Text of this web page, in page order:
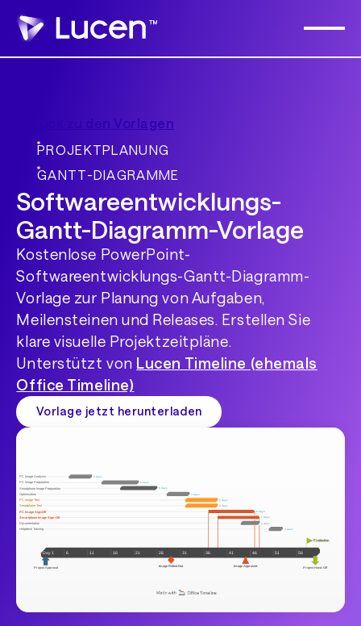
Zurück zu den Vorlagen
PROJEKTPLANUNG
GANTT-DIAGRAMME
Softwareentwicklungs-
Gantt-Diagramm-Vorlage
Kostenlose PowerPoint-
Softwareentwicklungs-Gantt-Diagramm-
Vorlage zur Planung von Aufgaben,
Meilensteinen und Releases. Erstellen Sie
klare visuelle Projektzeitpläne.
Unterstützt von Lucen Timeline (ehemals
Office Timeline)
Vorlage jetzt herunterladen